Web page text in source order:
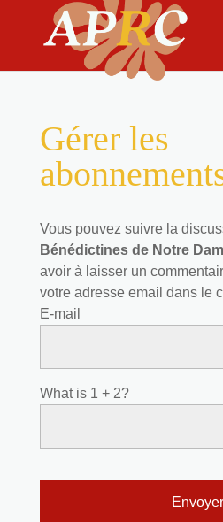
Gérer les
Vous pouvez suivre la
Bénédictines de Notre
avoir à laisser un
votre adresse email dans le
E-mail
What is 1 + 2?